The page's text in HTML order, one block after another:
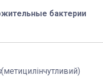
бактерии
(метицилінчутливий)